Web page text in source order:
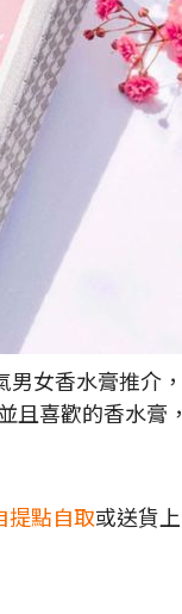
女香水膏推介
且喜歡的香水膏
提點自取或送貨